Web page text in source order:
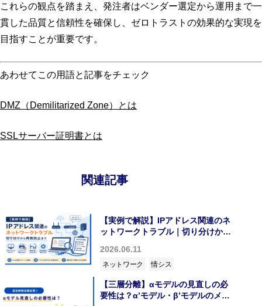
これらの観点を踏まえ、発注者はベンダー選定から運用まで一
貫した品質と信頼性を確保し、ゼロトラストの効果的な実現を
目指すことが重要です。
あわせてこの用語と記事をチェック
DMZ（Demilitarized Zone）とは
SSLサーバー証明書とは
関連記事
【実例で解説】IPアドレス関連のネ
ットワークトラブル｜切り分けから
2026.06.11
ネットワーク 情シス
【三層分離】αモデルの見直しの必
要性は？α’モデル・β’モデルのメリ